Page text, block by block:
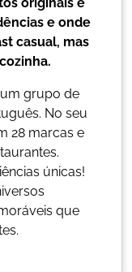
e onde
casual, mas
cozinha.
um grupo de
No seu
28 marcas e
únicas!
que